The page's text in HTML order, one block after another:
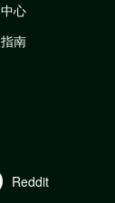
心
南
Reddit